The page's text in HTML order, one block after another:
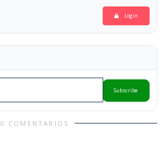
Login
Subscribe
0 COMENTARIOS